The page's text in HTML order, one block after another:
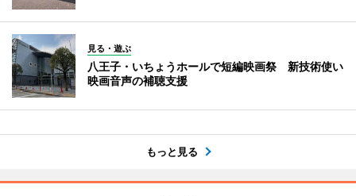
見る・遊ぶ
八王子・いちょうホールで短編映画祭 新技術使い
映画音声の補聴支援
もっと見る